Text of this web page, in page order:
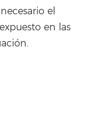
el
en las